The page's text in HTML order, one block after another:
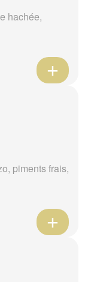
hachée,
piments frais,